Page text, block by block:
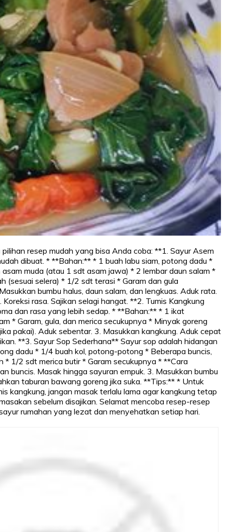
resep mudah yang bisa Anda coba: **1. Sayur Asem
dibuat. * **Bahan:** * 1 buah labu siam, potong dadu *
muda (atau 1 sdt asam jawa) * 2 lembar daun salam *
(sesuai selera) * 1/2 sdt terasi * Garam dan gula
bumbu halus, daun salam, dan lengkuas. Aduk rata.
rasa. Sajikan selagi hangat. **2. Tumis Kangkung
dan rasa yang lebih sedap. * **Bahan:** * 1 ikat
* Garam, gula, dan merica secukupnya * Minyak goreng
pakai). Aduk sebentar. 3. Masukkan kangkung. Aduk cepat
**3. Sayur Sop Sederhana** Sayur sop adalah hidangan
dadu * 1/4 buah kol, potong-potong * Beberapa buncis,
1/2 sdt merica butir * Garam secukupnya * **Cara
buncis. Masak hingga sayuran empuk. 3. Masukkan bumbu
taburan bawang goreng jika suka. **Tips:** * Untuk
kangkung, jangan masak terlalu lama agar kangkung tetap
sebelum disajikan. Selamat mencoba resep-resep
rumahan yang lezat dan menyehatkan setiap hari.